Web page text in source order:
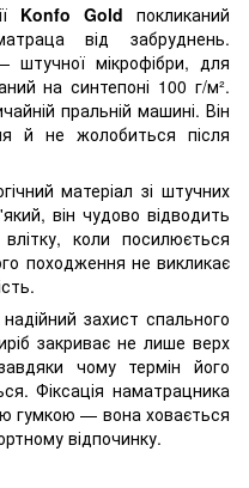
Konfo Gold покликаний
від забруднень.
мікрофібри, для
на синтепоні 100 г/м².
пральній машині. Він
й не жолобиться після
матеріал зі штучних
він чудово відводить
коли посилюється
походження не викликає
захист спального
закриває не лише верх
чому термін його
Фіксація наматрацника
гумкою — вона ховається
відпочинку.